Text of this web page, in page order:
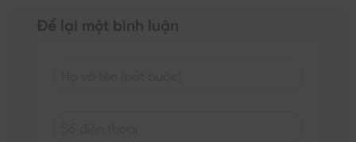
Để lại một bình luận